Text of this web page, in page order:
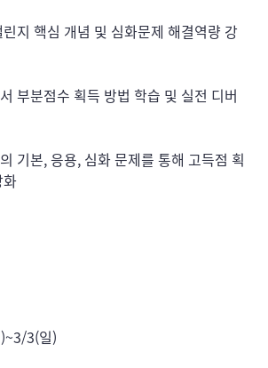
지 핵심 개념 및 심화문제 해결역량 강
부분점수 획득 방법 학습 및 실전 디버
기본, 응용, 심화 문제를 통해 고득점 획
3(일)